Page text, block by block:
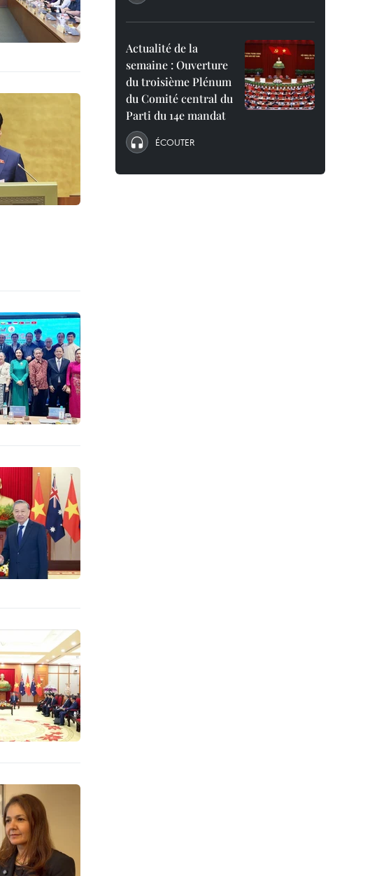
Actualité de la
semaine : Ouverture
du troisième Plénum
du Comité central du
Parti du 14e mandat
ÉCOUTER